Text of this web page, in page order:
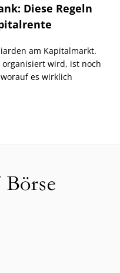
Diese Regeln
am Kapitalmarkt.
wird, ist noch
es wirklich